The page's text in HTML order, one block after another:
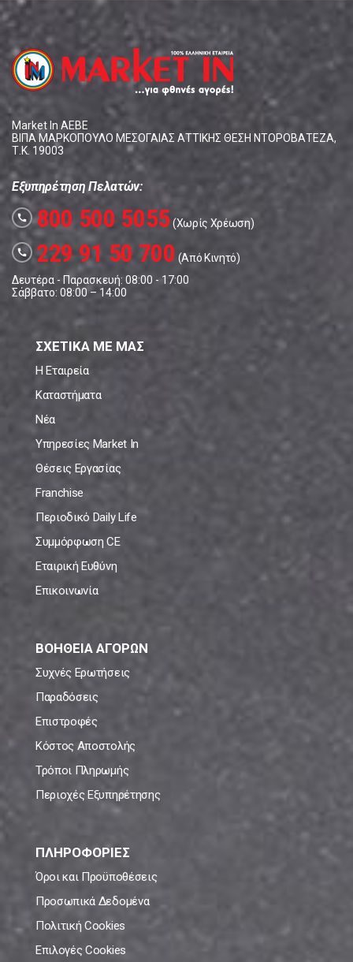
Market In ΑΕΒΕ
ΒΙΠΑ ΜΑΡΚΟΠΟΥΛΟ ΜΕΣΟΓΑΙΑΣ ΑΤΤΙΚΗΣ ΘΕΣΗ ΝΤΟΡΟΒΑΤΕΖΑ,
Τ.Κ. 19003
Εξυπηρέτηση Πελατών:
call 800 500 5055(Χωρίς Χρέωση)
call 229 91 50 700 (Από Κινητό)
Δευτέρα - Παρασκευή: 08:00 - 17:00
Σάββατο: 08:00 – 14:00
ΣΧΕΤΙΚΑ ΜΕ ΜΑΣ
Η Εταιρεία
Καταστήματα
Νέα
Υπηρεσίες Market In
Θέσεις Εργασίας
Franchise
Περιοδικό Daily Life
Συμμόρφωση CE
Εταιρική Ευθύνη
Επικοινωνία
ΒΟΗΘΕΙΑ ΑΓΟΡΩΝ
Συχνές Ερωτήσεις
Παραδόσεις
Επιστροφές
Κόστος Αποστολής
Τρόποι Πληρωμής
Περιοχές Εξυπηρέτησης
ΠΛΗΡΟΦΟΡΙΕΣ
Όροι και Προϋποθέσεις
Προσωπικά Δεδομένα
Πολιτική Cookies
Επιλογές Cookies